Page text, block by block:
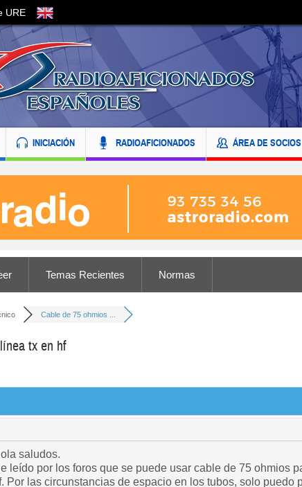
URE
INICIACIÓN RADIOAFICIONADOS ÁREA DE SOCIOS
Temas Recientes Normas
Cable de 75 ohmios ...
tx en hf
saludos.
leído por los foros que se puede usar cable de 75 ohmios
Por las circunstancias de espacio en los tubos, solo